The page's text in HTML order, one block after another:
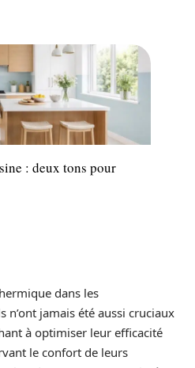
: deux tons pour
dans les
jamais été aussi cruciaux
à optimiser leur efficacité
le confort de leurs